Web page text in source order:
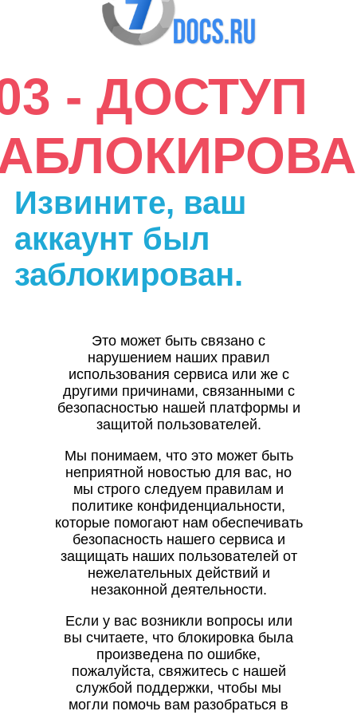
- ДОСТУП
Извините, ваш
аккаунт был
заблокирован.
Это может быть связано с
нарушением наших правил
использования сервиса или же с
другими причинами, связанными с
безопасностью нашей платформы и
защитой пользователей.
Мы понимаем, что это может быть
неприятной новостью для вас, но
мы строго следуем правилам и
политике конфиденциальности,
которые помогают нам обеспечивать
безопасность нашего сервиса и
защищать наших пользователей от
нежелательных действий и
незаконной деятельности.
Если у вас возникли вопросы или
вы считаете, что блокировка была
произведена по ошибке,
пожалуйста, свяжитесь с нашей
службой поддержки, чтобы мы
могли помочь вам разобраться в